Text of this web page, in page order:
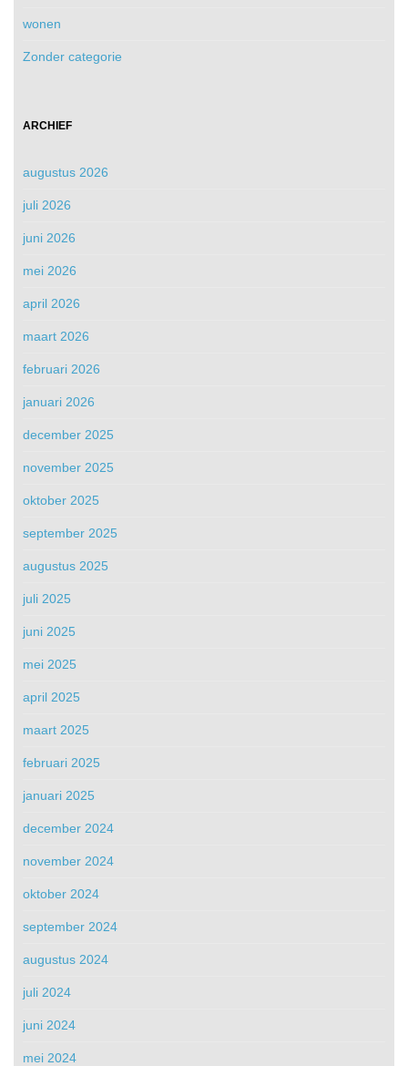
wonen
Zonder categorie
ARCHIEF
augustus 2026
juli 2026
juni 2026
mei 2026
april 2026
maart 2026
februari 2026
januari 2026
december 2025
november 2025
oktober 2025
september 2025
augustus 2025
juli 2025
juni 2025
mei 2025
april 2025
maart 2025
februari 2025
januari 2025
december 2024
november 2024
oktober 2024
september 2024
augustus 2024
juli 2024
juni 2024
mei 2024